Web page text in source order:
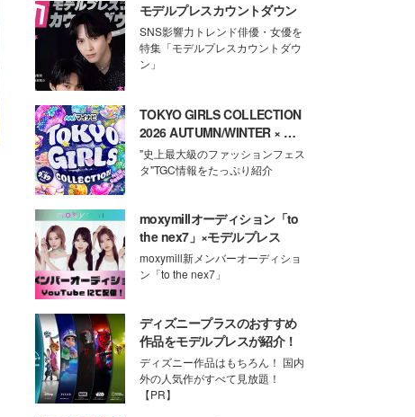
モデルプレスカウントダウン
SNS影響力トレンド俳優・女優を
特集「モデルプレスカウントダウ
ン」
TOKYO GIRLS COLLECTION
2026 AUTUMN/WINTER × モ
デルプレス
"史上最大級のファッションフェス
タ"TGC情報をたっぷり紹介
moxymillオーディション「to
the nex7」×モデルプレス
moxymill新メンバーオーディショ
ン「to the nex7」
ディズニープラスのおすすめ
作品をモデルプレスが紹介！
ディズニー作品はもちろん！ 国内
外の人気作がすべて見放題！
【PR】